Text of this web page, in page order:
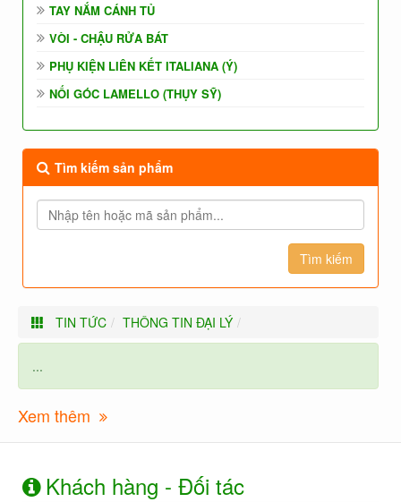
TAY NẮM CÁNH TỦ
VÒI - CHẬU RỬA BÁT
PHỤ KIỆN LIÊN KẾT ITALIANA (Ý)
NỐI GÓC LAMELLO (THỤY SỸ)
Tìm kiếm sản phẩm
TIN TỨC THÔNG TIN ĐẠI LÝ
...
Xem thêm
Khách hàng - Đối tác